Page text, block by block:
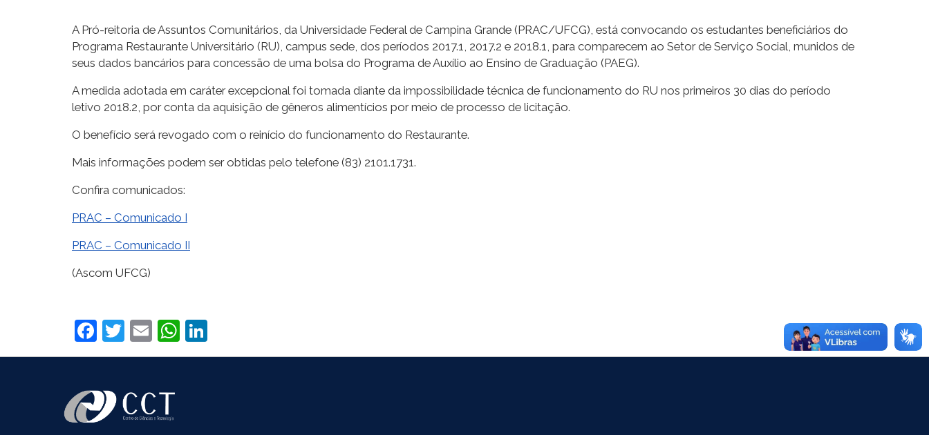
A Pró-reitoria de Assuntos Comunitários, da Universidade Federal de Campina Grande (PRAC/UFCG), está convocando os estudantes beneficiários do
Programa Restaurante Universitário (RU), campus sede, dos períodos 2017.1, 2017.2 e 2018.1, para comparecem ao Setor de Serviço Social, munidos de
seus dados bancários para concessão de uma bolsa do Programa de Auxílio ao Ensino de Graduação (PAEG).
A medida adotada em caráter excepcional foi tomada diante da impossibilidade técnica de funcionamento do RU nos primeiros 30 dias do período
letivo 2018.2, por conta da aquisição de gêneros alimentícios por meio de processo de licitação.
O benefício será revogado com o reinício do funcionamento do Restaurante.
Mais informações podem ser obtidas pelo telefone (83) 2101.1731.
Confira comunicados:
PRAC – Comunicado I
PRAC – Comunicado II
(Ascom UFCG)
Facebook
Twitter
EmailWhatsApp